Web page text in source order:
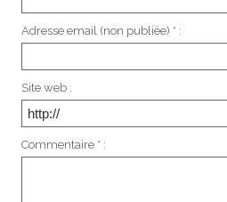
Adresse email (non publiée) * :
Site web :
Commentaire * :